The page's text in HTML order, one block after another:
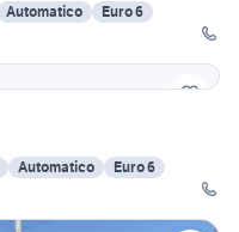
Automatico
Euro 6
Automatico
Euro 6